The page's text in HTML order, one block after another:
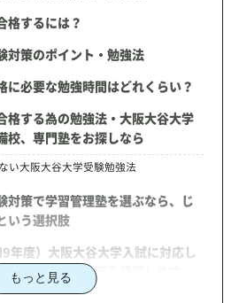
格するには？
対策のポイント・勉強法
に必要な勉強時間はどれくらい？
格する為の勉強法・大阪大谷大学
校、専門塾をお探しなら
い大阪大谷大学受験勉強法
対策で学習管理塾を選ぶなら、じ
いう選択肢
年度）大阪大谷大学入試に対応し
ュラム・学習計画を提供します
もっと見る